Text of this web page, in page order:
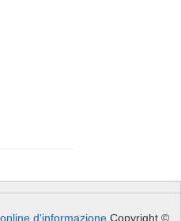
d'informazioneCopyright ©